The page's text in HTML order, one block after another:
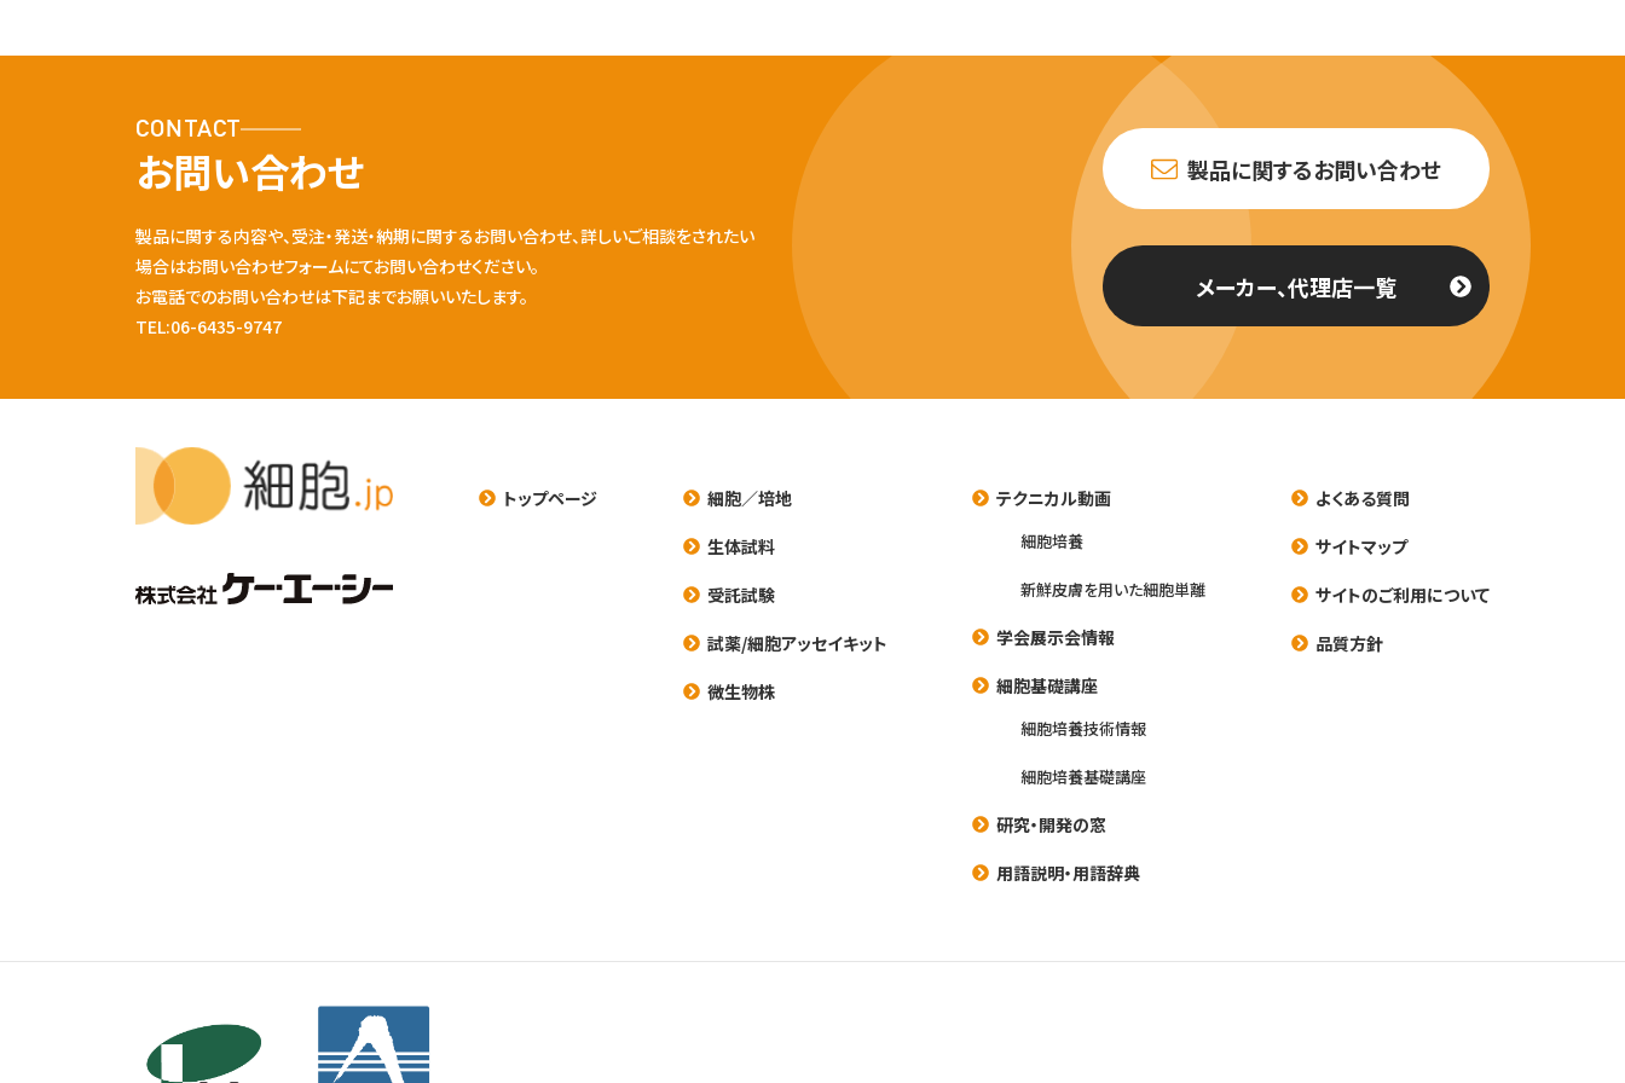
CONTACT
お問い合わせ
製品に関する内容や、受注・発送・納期に関するお問い合わせ、詳しいご相談をされたい
場合はお問い合わせフォームにてお問い合わせください。
お電話でのお問い合わせは下記までお願いいたします。
TEL:06-6435-9747
製品に関するお問い合わせ
メーカー、代理店一覧
トップページ
細胞／培地
生体試料
受託試験
試薬/細胞アッセイキット
微生物株
テクニカル動画
細胞培養
新鮮皮膚を用いた細胞単離
学会展示会情報
細胞基礎講座
細胞培養技術情報
細胞培養基礎講座
研究・開発の窓
用語説明・用語辞典
よくある質問
サイトマップ
サイトのご利用について
品質方針